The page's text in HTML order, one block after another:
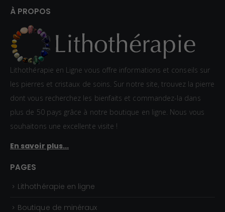
À PROPOS
Lithothérapie en Ligne vous offre informations et conseils sur
les pierres et cristaux de soins. Sur notre site, trouvez la pierre
dont vous recherchez les bienfaits et commandez-la dans
plus de 50 pays grâce à notre boutique en ligne. Nous vous
souhaitons une excellente visite !
En savoir plus...
PAGES
Lithothérapie en ligne
Boutique de minéraux